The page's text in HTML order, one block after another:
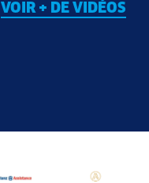
VOIR + DE VIDÉOS